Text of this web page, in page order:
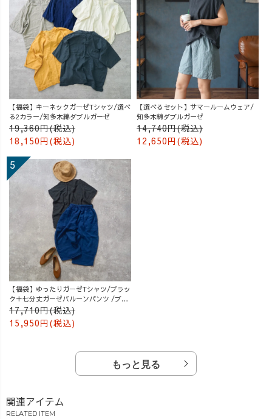
【福袋】キーネックガーゼTシャツ/選べ
る2カラー/知多木綿ダブルガーゼ
19,360円(税込)
18,150円(税込)
【選べるセット】サマールームウェア/
知多木綿ダブルガーゼ
14,740円(税込)
12,650円(税込)
【福袋】ゆったりガーゼTシャツ/ブラッ
ク＋七分丈ガーゼバルーンパンツ /ブル
ー
17,710円(税込)
15,950円(税込)
もっと見る
関連アイテム
RELATED ITEM